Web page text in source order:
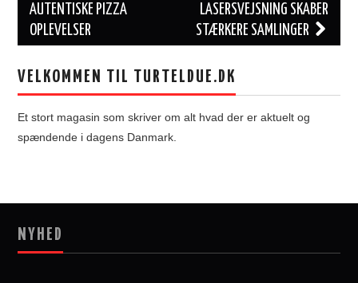
AUTENTISKE PIZZA
OPLEVELSER
LASERSVEJSNING SKABER
STÆRKERE SAMLINGER
VELKOMMEN TIL TURTELDUE.DK
Et stort magasin som skriver om alt hvad der er aktuelt og
spændende i dagens Danmark.
NYHED